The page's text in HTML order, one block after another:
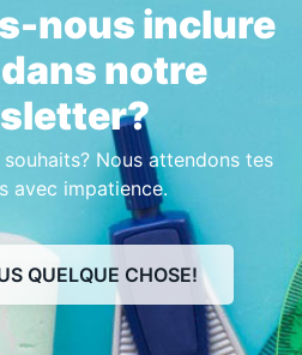
nous inclure
notre
Nous attendons tes
avec impatience.
QUELQUE CHOSE!